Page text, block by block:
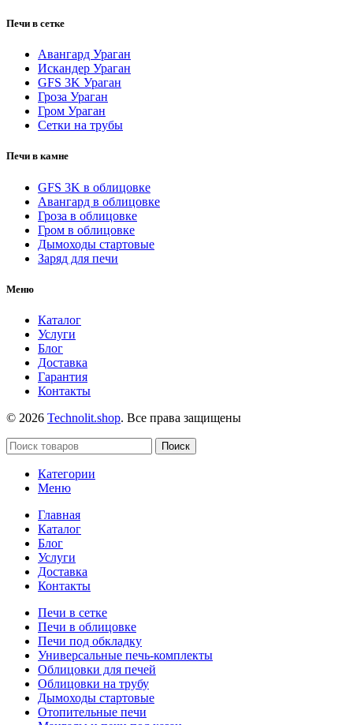
Печи в сетке
Авангард Ураган
Искандер Ураган
GFS 3K Ураган
Гроза Ураган
Гром Ураган
Сетки на трубы
Печи в камне
GFS 3K в облицовке
Авангард в облицовке
Гроза в облицовке
Гром в облицовке
Дымоходы стартовые
Заряд для печи
Меню
Каталог
Услуги
Блог
Доставка
Гарантия
Контакты
© 2026 Technolit.shop. Все права защищены
Поиск
Категории
Меню
Главная
Каталог
Блог
Услуги
Доставка
Контакты
Печи в сетке
Печи в облицовке
Печи под обкладку
Универсальные печь-комплекты
Облицовки для печей
Облицовки на трубу
Дымоходы стартовые
Отопительные печи